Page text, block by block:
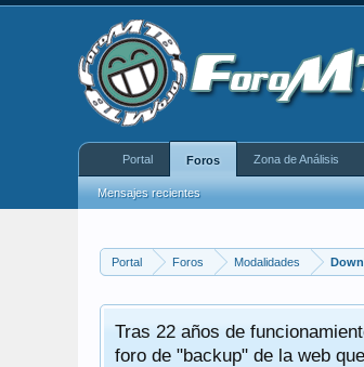
Portal Foros Modalidades
Tras 22 años de
foro de "backup" de la web
Portal Foros
Mensajes recientes
Zona de Análisis